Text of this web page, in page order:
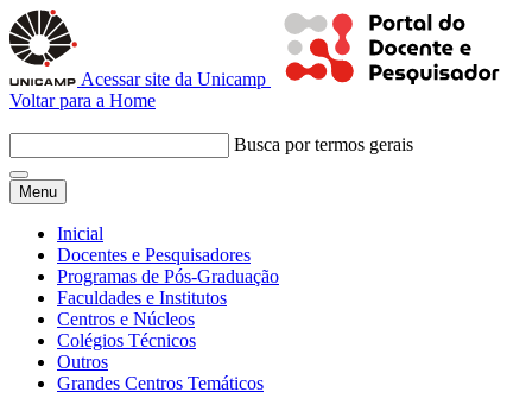
Acessar site da Unicamp
Voltar para a Home
Busca por termos gerais
Menu
Inicial
Docentes e Pesquisadores
Programas de Pós-Graduação
Faculdades e Institutos
Centros e Núcleos
Colégios Técnicos
Outros
Grandes Centros Temáticos